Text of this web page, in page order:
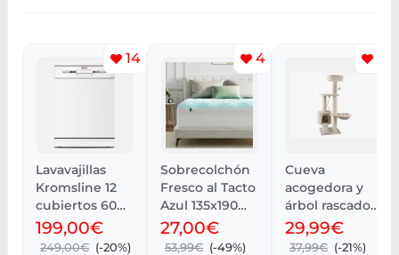
14
Lavavajillas
Kromsline 12
cubiertos 60
cm | Envío
gratis
199,00€
249,00€ (-20%)
4
Sobrecolchón
Fresco al Tacto
Azul 135x190
cm
Transpirable
27,00€
53,99€ (-49%)
Cueva
acogedora y
árbol rascador
para mascotas.
29,99€
37,99€ (-21%)